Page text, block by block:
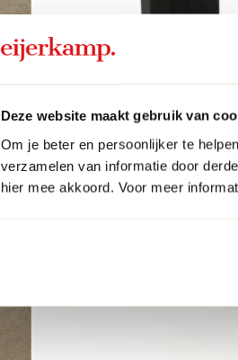
Deze website maakt gebruik van
Om je beter en persoonlijker te
verzamelen van informatie door
hier mee akkoord. Voor meer